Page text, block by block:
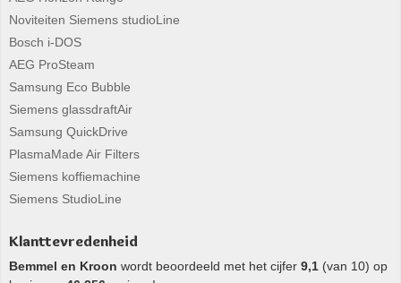
Noviteiten Siemens studioLine
Bosch i-DOS
AEG ProSteam
Samsung Eco Bubble
Siemens glassdraftAir
Samsung QuickDrive
PlasmaMade Air Filters
Siemens koffiemachine
Siemens StudioLine
Klanttevredenheid
Bemmel en Kroon wordt beoordeeld met het cijfer 9,1 (van 10) op